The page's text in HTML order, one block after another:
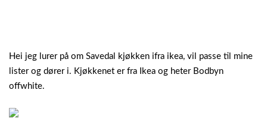
Hei jeg lurer på om Savedal kjøkken ifra ikea, vil passe til mine
lister og dører i. Kjøkkenet er fra Ikea og heter Bodbyn
offwhite.